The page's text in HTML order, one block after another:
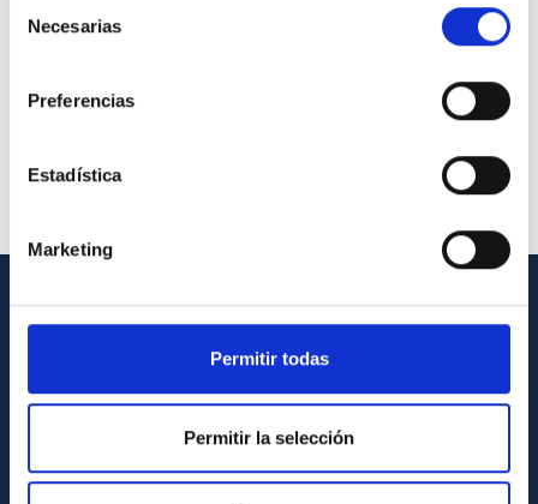
Necesarias
Preferencias
Estadística
Marketing
Permitir todas
Permitir la selección
INFORMACIÓN GENERAL